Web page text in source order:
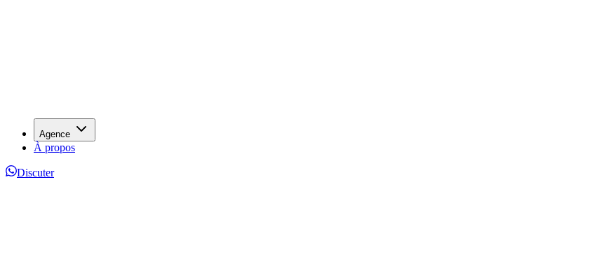
Agence
À propos
Discuter